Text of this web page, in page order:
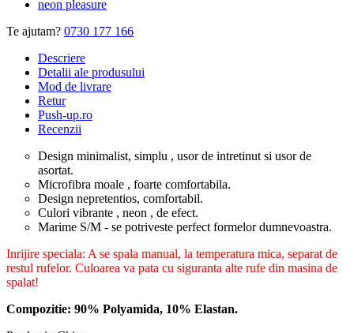
neon pleasure
Te ajutam? 0730 177 166
Descriere
Detalii ale produsului
Mod de livrare
Retur
Push-up.ro
Recenzii
Design minimalist, simplu , usor de intretinut si usor de
asortat.
Microfibra moale , foarte comfortabila.
Design nepretentios, comfortabil.
Culori vibrante , neon , de efect.
Marime S/M - se potriveste perfect formelor dumnevoastra.
Inrijire speciala: A se spala manual, la temperatura mica, separat de
restul rufelor. Culoarea va pata cu siguranta alte rufe din masina de
spalat!
Compozitie: 90% Polyamida, 10% Elastan.